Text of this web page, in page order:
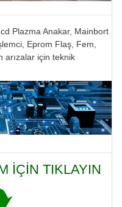
Plazma Anakar, Mainbort
Eprom Flaş, Fem,
arızalar için teknik
İÇİN TIKLAYIN